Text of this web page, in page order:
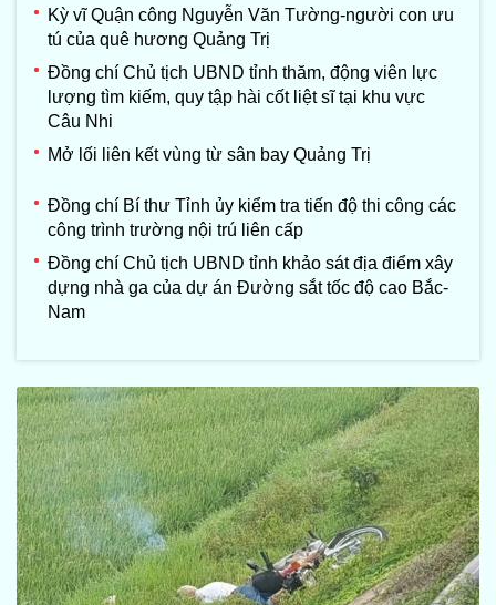
Kỳ vĩ Quận công Nguyễn Văn Tường-người con ưu
tú của quê hương Quảng Trị
Đồng chí Chủ tịch UBND tỉnh thăm, động viên lực
lượng tìm kiếm, quy tập hài cốt liệt sĩ tại khu vực
Câu Nhi
Mở lối liên kết vùng từ sân bay Quảng Trị
Đồng chí Bí thư Tỉnh ủy kiểm tra tiến độ thi công các
công trình trường nội trú liên cấp
Đồng chí Chủ tịch UBND tỉnh khảo sát địa điểm xây
dựng nhà ga của dự án Đường sắt tốc độ cao Bắc-
Nam